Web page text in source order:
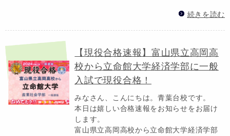
続きを読む
【現役合格速報】富山県立高岡高
校から立命館大学経済学部に一般
入試で現役合格！
みなさん、こんにちは。青葉台校です。
本日は嬉しい合格速報をお知らせをお届け
します。
富山県立高岡高校から立命館大学経済学部